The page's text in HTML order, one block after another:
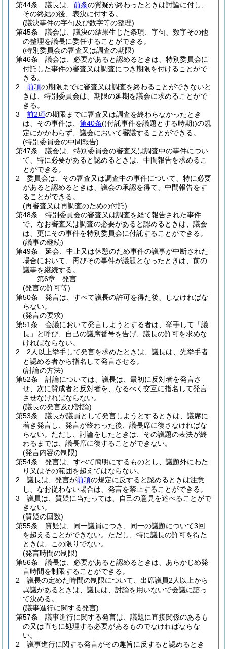
第44条
議長は、 前条の質疑が終わったときは討論に付し、
その終結の後、表決に付する。
(議決事件の字句及び数字等の整理)
第45条
議会は、議決の結果生じた条項、字句、数字その他
の整理を議長に委任することができる。
(特別委員会の審査又は調査の期限)
第46条
議会は、必要があると認めるときは、特別委員会に
付託した事件の審査又は調査につき期限を付けることがで
きる。
2
前項の期限までに審査又は調査を終わることができないと
きは、特別委員会は、期限の延期を議会に求めることがで
きる。
3
前2項の期限までに審査又は調査を終わらなかったとき
は、その事件は、 第40条((付託事件を議題とする時期))の規
定にかかわらず、議会において審議することができる。
(特別委員会の中間報告)
第47条
議会は、特別委員会の審査又は調査中の事件につい
て、特に必要があると認めるときは、中間報告を求めるこ
とができる。
2
委員会は、その審査又は調査中の事件について、特に必要
があると認めるときは、議会の承認を得て、中間報告をす
ることができる。
(再審査又は再調査のための付託)
第48条
特別委員会の審査又は調査を経て報告された事件
で、なお審査又は調査の必要があると認めるときは、議会
は、更にその事件を特別委員会に付託することができる。
(議事の継続)
第49条
延会、中止又は休憩のため事件の議事が中断された
場合において、再びその事件が議題となったときは、前の
議事を継続する。
第6章
発言
(発言の許可等)
第50条
発言は、すべて議長の許可を得た後、しなければな
らない。
(発言の要求)
第51条
会議において発言しようとする者は、挙手して「議
長」と呼び、自己の議席番号を告げ、議長の許可を求めな
ければならない。
2
2人以上挙手して発言を求めたときは、議長は、先挙手者
と認める者から指名して発言させる。
(討論の方法)
第52条
討論については、議長は、最初に反対者を発言さ
せ、次に賛成者と反対者を、なるべく交互に指名して発言
させなければならない。
(議長の発言及び討論)
第53条
議長が議員として発言しようとするときは、議席に
着き発言し、発言が終わった後、議長席に復さなければな
らない。 ただし、討論をしたときは、その議題の表決が終
わるまでは、議長席に復することができない。
(発言内容の制限)
第54条
発言は、すべて簡明にするものとし、議題外にわた
り又はその範囲を超えてはならない。
2
議長は、発言が前項の規定に反すると認めるときは注意
し、なお従わない場合は、発言を禁止することができる。
3
議員は、質疑に当たっては、自己の意見を述べることがで
きない。
(質疑の回数)
第55条
質疑は、同一議員につき、同一の議題について3回
を超えることができない。 ただし、特に議長の許可を得た
ときは、この限りでない。
(発言時間の制限)
第56条
議長は、必要があると認めるときは、あらかじめ発
言時間を制限することができる。
2
議長の定めた時間の制限について、出席議員2人以上から
異議があるときは、議長は、討論を用いないで会議に諮っ
て決める。
(議事進行に関する発言)
第57条
議事進行に関する発言は、議題に直接関係のあるも
の又は直ちに処理する必要があるものでなければならな
い。
2
議事進行に関する発言がその趣旨に反すると認めるとき